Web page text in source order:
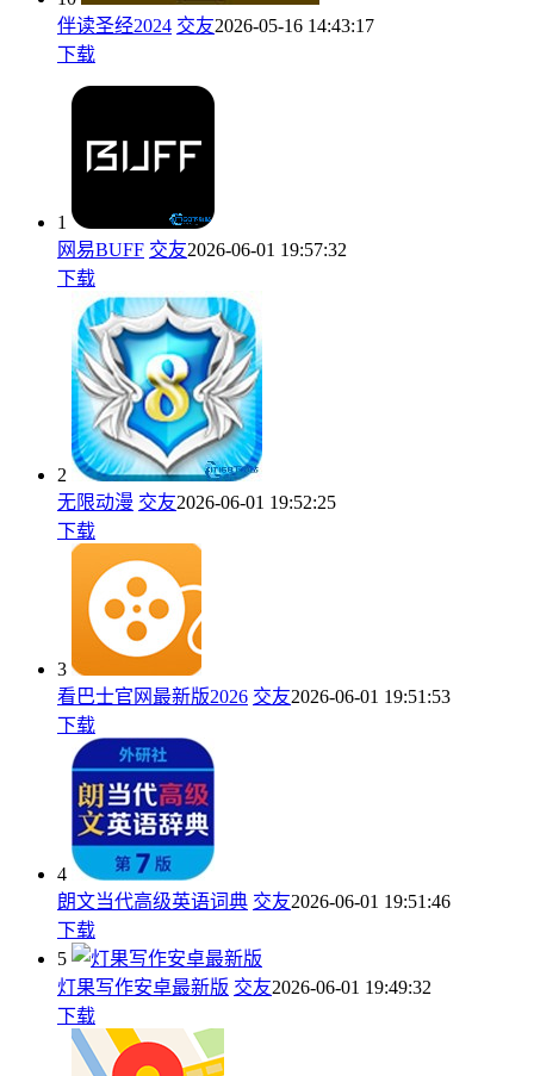
伴读圣经2024 交友2026-05-16 14:43:17
下载
1
网易BUFF 交友2026-06-01 19:57:32
下载
2
无限动漫 交友2026-06-01 19:52:25
下载
3
看巴士官网最新版2026 交友2026-06-01 19:51:53
下载
4
朗文当代高级英语词典 交友2026-06-01 19:51:46
下载
5
灯果写作安卓最新版 交友2026-06-01 19:49:32
下载